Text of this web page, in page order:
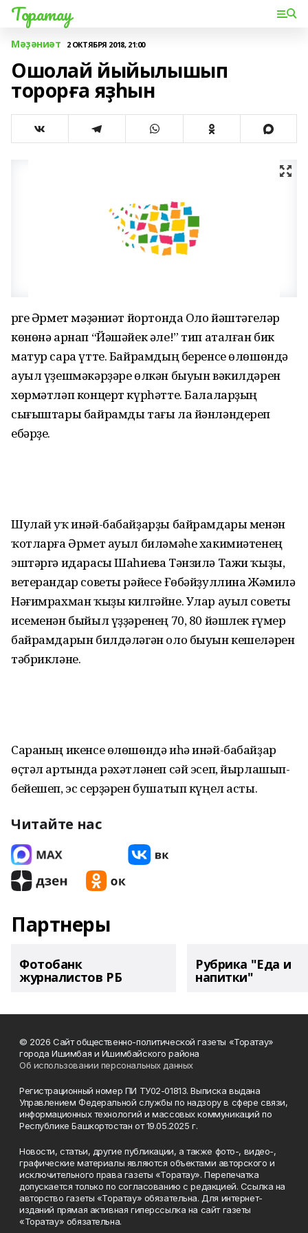
Торатау
Мәҙәниәт 2 ОКТЯБРЯ 2018, 21:00
Ошолай йыйылышып
торорға яҙһын
Үрге Әрмет мәҙәниәт йортонда Оло йәштәгеләр
көнөнә арнап “Йәшәйек әле!” тип аталған бик
матур сара үтте. Байрамдың беренсе өлөшөндә
ауыл үҙешмәкәрҙәре өлкән быуын вәкилдәрен
хөрмәтләп концерт күрһәтте. Балаларҙың
сығыштары байрамды тағы ла йәнләндереп
ебәрҙе.
Шулай уҡ инәй-бабайҙарҙы байрамдары менән
ҡотларға Әрмет ауыл биләмәһе хакимиәтенең
эштәргә идарасы Шаһиева Тәнзилә Тажи ҡыҙы,
ветерандар советы рәйесе Ғөбәйҙуллина Жәмилә
Нәғимрахман ҡыҙы килгәйне. Улар ауыл советы
исеменән быйыл үҙҙәренең 70, 80 йәшлек ғүмер
байрамдарын билдәләгән оло быуын кешеләрен
тәбрикләне.
Сараның икенсе өлөшөндә иһә инәй-бабайҙар
өҫтәл артында рәхәтләнеп сәй эсеп, йырлашып-
бейешеп, эс серҙәрен бушатып күңел асты.
Читайте нас
Партнеры
Фотобанк
журналистов РБ
Рубрика "Еда и
напитки"
© 2026 Сайт общественно-политической газеты «Торатау»
города Ишимбая и Ишимбайского района
Об использовании персональных данных
Регистрационный номер ПИ ТУ02-01813. Выписка выдана
Управлением Федеральной службы по надзору в сфере связи,
информационных технологий и массовых коммуникаций по
Республике Башкортостан от 19.05.2025 г.
Новости, статьи, другие публикации, а также фото-, видео-,
графические материалы являются объектами авторского и
исключительного права газеты «Торатау». Перепечатка
допускается только по согласованию с редакцией. Ссылка на
авторство газеты «Торатау» обязательна. Для интернет-
изданий прямая активная гиперссылка на сайт газеты
«Торатау» обязательна.